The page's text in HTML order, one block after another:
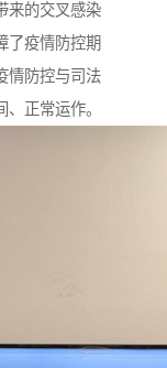
来的交叉感染
了疫情防控期
情防控与司法
正常运作。